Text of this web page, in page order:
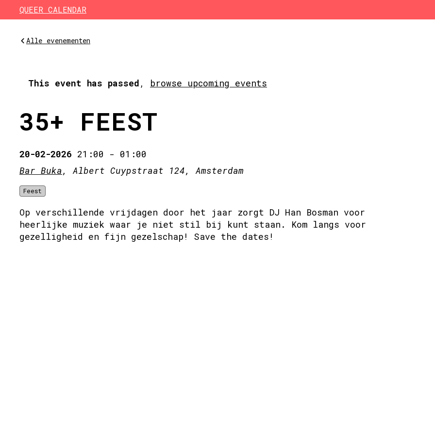
Skip to main content
QUEER CALENDAR
Alle evenementen
This event has passed , browse upcoming events
35+ FEEST
20-02-2026 21:00 - 01:00
Bar Buka , Albert Cuypstraat 124, Amsterdam
Feest
Op verschillende vrijdagen door het jaar zorgt DJ Han Bosman voor
heerlijke muziek waar je niet stil bij kunt staan. Kom langs voor
gezelligheid en fijn gezelschap! Save the dates!